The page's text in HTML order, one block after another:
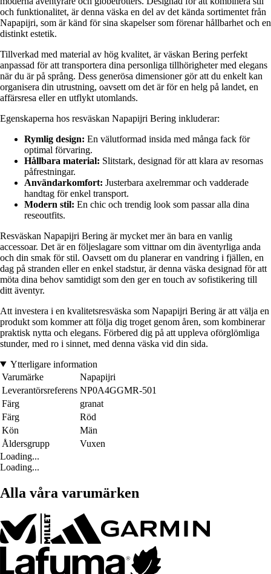
och funktionalitet, är denna väska en del av det kända sortimentet från
Napapijri, som är känd för sina skapelser som förenar hållbarhet och en
distinkt estetik.
Tillverkad med material av hög kvalitet, är väskan Bering perfekt
anpassad för att transportera dina personliga tillhörigheter med elegans
när du är på språng. Dess generösa dimensioner gör att du enkelt kan
organisera din utrustning, oavsett om det är för en helg på landet, en
affärsresa eller en utflykt utomlands.
Egenskaperna hos resväskan Napapijri Bering inkluderar:
Rymlig design: En välutformad insida med många fack för
optimal förvaring.
Hållbara material: Slitstark, designad för att klara av resornas
påfrestningar.
Användarkomfort: Justerbara axelremmar och vadderade
handtag för enkel transport.
Modern stil: En chic och trendig look som passar alla dina
reseoutfits.
Resväskan Napapijri Bering är mycket mer än bara en vanlig
accessoar. Det är en följeslagare som vittnar om din äventyrliga anda
och din smak för stil. Oavsett om du planerar en vandring i fjällen, en
dag på stranden eller en enkel stadstur, är denna väska designad för att
möta dina behov samtidigt som den ger en touch av sofistikering till
ditt äventyr.
Att investera i en kvalitetsresväska som Napapijri Bering är att välja en
produkt som kommer att följa dig troget genom åren, som kombinerar
praktisk nytta och elegans. Förbered dig på att uppleva oförglömliga
stunder, med ro i sinnet, med denna väska vid din sida.
Ytterligare information
Varumärke
Napapijri
Leverantörsreferens NP0A4GGMR-501
Färg
granat
Färg
Röd
Kön
Män
Åldersgrupp
Vuxen
Loading...
Loading...
Alla våra varumärken